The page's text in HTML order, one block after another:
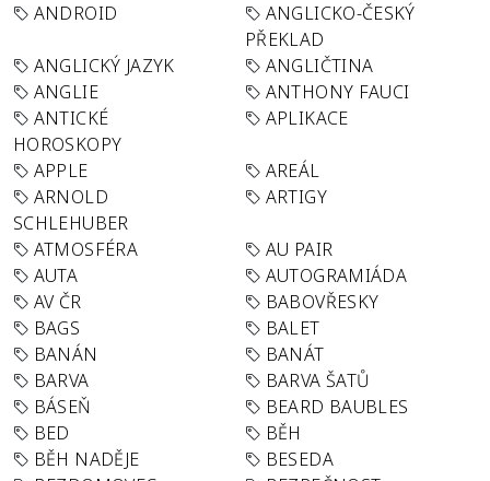
ANDROID
ANGLICKO-ČESKÝ
PŘEKLAD
ANGLICKÝ JAZYK
ANGLIČTINA
ANGLIE
ANTHONY FAUCI
ANTICKÉ
HOROSKOPY
APLIKACE
APPLE
AREÁL
ARNOLD
SCHLEHUBER
ARTIGY
ATMOSFÉRA
AU PAIR
AUTA
AUTOGRAMIÁDA
AV ČR
BABOVŘESKY
BAGS
BALET
BANÁN
BANÁT
BARVA
BARVA ŠATŮ
BÁSEŇ
BEARD BAUBLES
BED
BĚH
BĚH NADĚJE
BESEDA